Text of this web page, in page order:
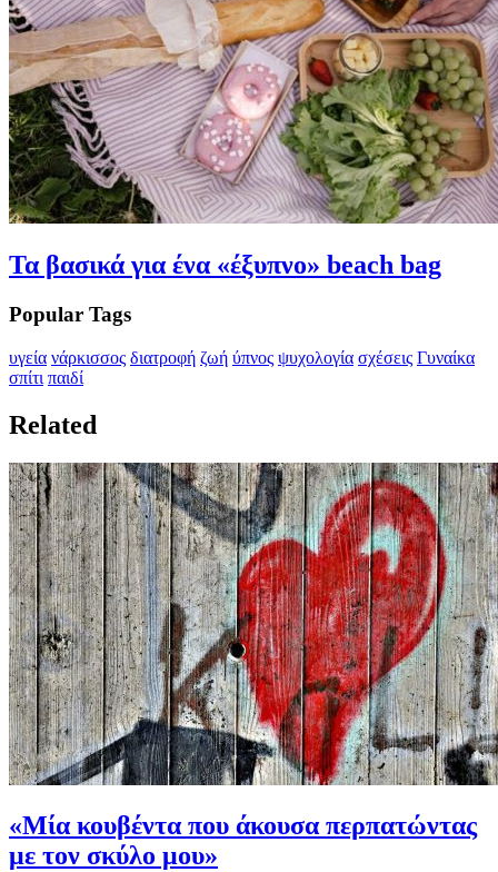
Τα βασικά για ένα «έξυπνο» beach bag
Popular Tags
υγεία νάρκισσος διατροφή ζωή ύπνος ψυχολογία σχέσεις Γυναίκα
σπίτι παιδί
Related
«Μία κουβέντα που άκουσα περπατώντας
με τον σκύλο μου»